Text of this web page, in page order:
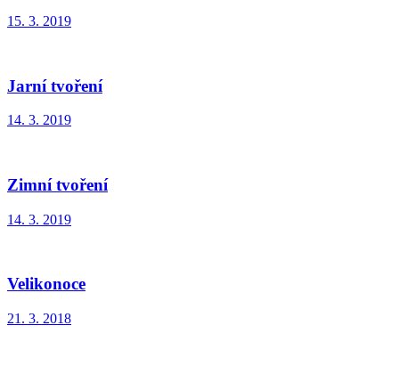
15. 3. 2019
Jarní tvoření
14. 3. 2019
Zimní tvoření
14. 3. 2019
Velikonoce
21. 3. 2018